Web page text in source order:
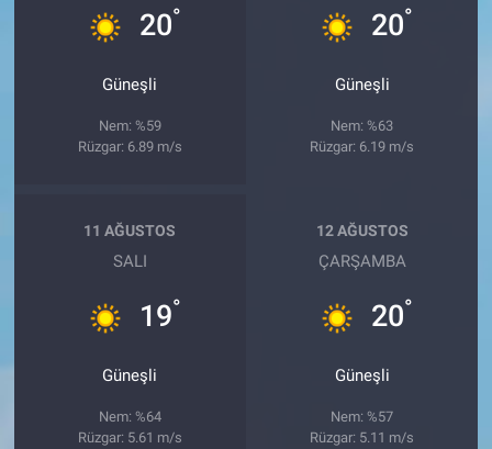
20°
Güneşli
Nem: %59
Rüzgar: 6.89 m/s
20°
Güneşli
Nem: %63
Rüzgar: 6.19 m/s
11 AĞUSTOS
SALI
19°
Güneşli
Nem: %64
Rüzgar: 5.61 m/s
12 AĞUSTOS
ÇARŞAMBA
20°
Güneşli
Nem: %57
Rüzgar: 5.11 m/s